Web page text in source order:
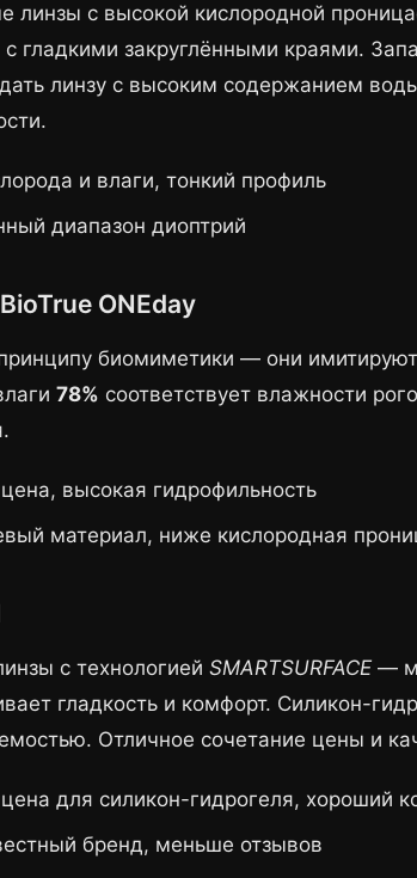
линзы с высокой кислородной
с гладкими закруглёнными краями.
линзу с высоким содержанием
и влаги, тонкий профиль
диапазон диоптрий
ONEday
биомиметики — они имитируют
78% соответствует влажности
высокая гидрофильность
материал, ниже кислородная
с технологией SMARTSURFACE —
гладкость и комфорт. Силикон-
Отличное сочетание цены и
для силикон-гидрогеля, хороший
бренд, меньше отзывов